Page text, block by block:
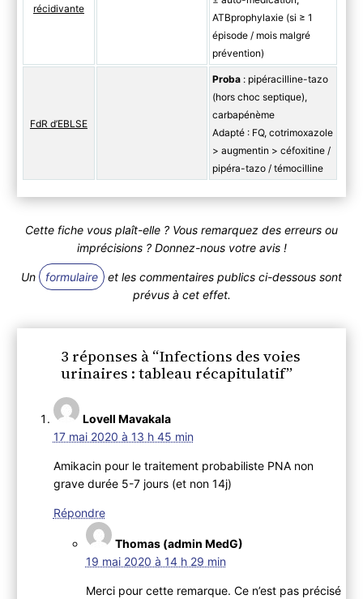
récidivante
ATBprophylaxie (si ≥ 1
épisode / mois malgré
prévention)
FdR d’EBLSE
Proba : pipéracilline-tazo
(hors choc septique),
carbapénème
Adapté : FQ, cotrimoxazole
> augmentin > céfoxitine /
pipéra-tazo / témocilline
Cette fiche vous plaît-elle ? Vous remarquez des erreurs ou
imprécisions ? Donnez-nous votre avis !
Un formulaire
et les commentaires publics ci-dessous sont
prévus à cet effet.
3 réponses à “Infections des voies
urinaires : tableau récapitulatif”
Lovell Mavakala
17 mai 2020 à 13 h 45 min
Amikacin pour le traitement probabiliste PNA non
grave durée 5-7 jours (et non 14j)
Répondre
Thomas (admin MedG)
19 mai 2020 à 14 h 29 min
Merci pour cette remarque. Ce n’est pas précisé